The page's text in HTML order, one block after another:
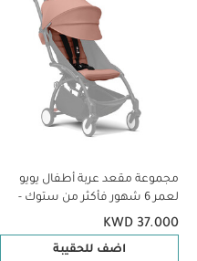
مجموعة مقعد عربة أطفال يويو
لعمر 6 شهور فأكثر من ستوك -
وردي
KWD 37.000
اضف للحقيبة